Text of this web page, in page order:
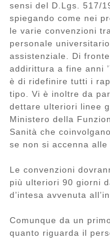
sensi del D.Lgs. 517/
spiegando come nei
le varie convenzioni
personale
assistenziale. Di
addirittura a fine anni
è di ridefinire tutti i
tipo. Vi è inoltre da
dettare ulteriori linee
Ministero della
Sanità che
se non si accenna alle
Le convenzioni
più ulteriori 90 giorni
d’intesa avvenuta
Comunque da un
quanto riguarda il